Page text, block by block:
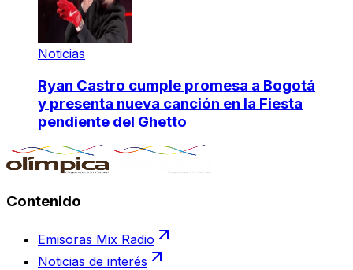
Noticias
Ryan Castro cumple promesa a Bogotá
y presenta nueva canción en la Fiesta
pendiente del Ghetto
Contenido
Emisoras Mix Radio
Noticias de interés